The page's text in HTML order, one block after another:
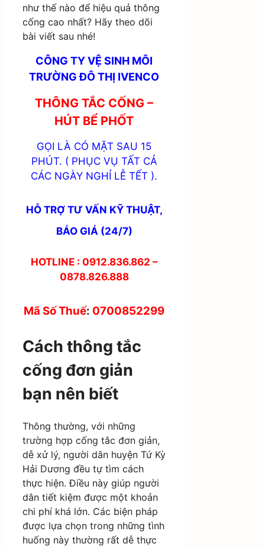
như thế nào để hiệu quả thông
cống cao nhất? Hãy theo dõi
bài viết sau nhé!
CÔNG TY VỆ SINH MÔI
TRƯỜNG ĐÔ THỊ IVENCO
THÔNG TẮC CỐNG –
HÚT BỂ PHỐT
GỌI LÀ CÓ MẶT SAU 15
PHÚT. ( PHỤC VỤ TẤT CẢ
CÁC NGÀY NGHỈ LỄ TẾT ).
HỖ TRỢ TƯ VẤN KỸ THUẬT,
BÁO GIÁ (24/7)
HOTLINE : 0912.836.862 –
0878.826.888
Mã Số Thuế: 0700852299
Cách thông tắc
cống đơn giản
bạn nên biết
Thông thường, với những
trường hợp cống tắc đơn giản,
dễ xử lý, người dân huyện Tứ Kỳ
Hải Dương đều tự tìm cách
thực hiện. Điều này giúp người
dân tiết kiệm được một khoản
chi phí khá lớn. Các biện pháp
được lựa chọn trong những tình
huống này thường rất dễ thực